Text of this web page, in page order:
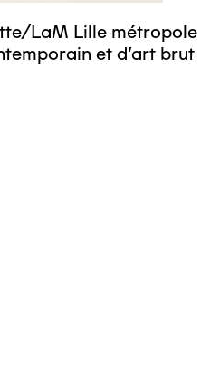
LaM Lille métropole
et d’art brut